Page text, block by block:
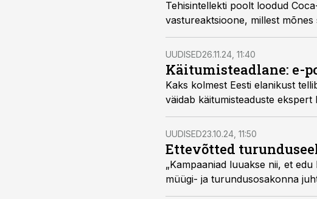
Tehisintellekti poolt loodud
vastureaktsioone, millest
UUDISED26.11.24, 11:40
Käitumisteadlane: e-
Kaks kolmest Eesti elanikust
väidab käitumisteaduste ekspert
UUDISED23.10.24, 11:50
Ettevõtted
„Kampaaniad luuakse nii, et
müügi- ja turundusosakonna